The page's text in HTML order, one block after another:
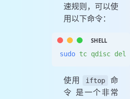
速规则，可以使
用以下命令：
sudo tc qdisc del
使用 iftop
命
令 是一个非常